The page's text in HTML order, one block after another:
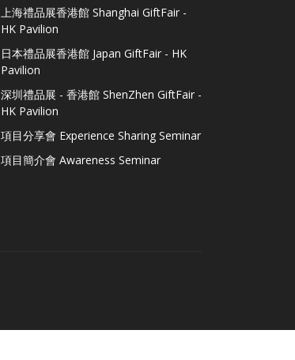
上海禮品展香港館 Shanghai GiftFair -
HK Pavilion
日本禮品展香港館 Japan GiftFair - HK
Pavilion
深圳禮品展 - 香港館 ShenZhen GiftFair -
HK Pavilion
項目分享會 Experience Sharing Seminar
項目簡介會 Awareness Seminar